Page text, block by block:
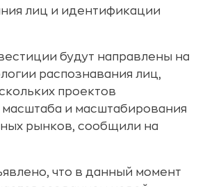
лиц и идентификации
будут направлены на
распознавания лиц,
проектов
и масштабирования
рынков, сообщили на
что в данный момент